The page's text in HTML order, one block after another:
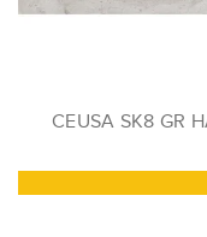
CEUSA SK8 GR